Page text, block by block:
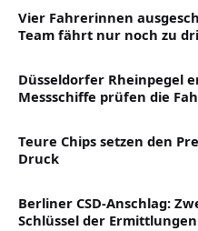
Vier Fahrerinnen
Team fährt nur noch zu
Düsseldorfer Rheinpegel
Messschiffe prüfen die
Teure Chips setzen den
Druck
Berliner CSD-Anschlag:
Schlüssel der Ermittlungen